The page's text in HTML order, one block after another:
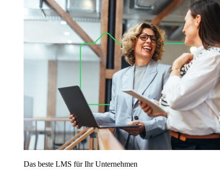
Das beste LMS für Ihr Unternehmen